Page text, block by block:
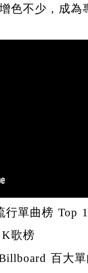
色不少，成
單曲榜 Top
歌榜
百大